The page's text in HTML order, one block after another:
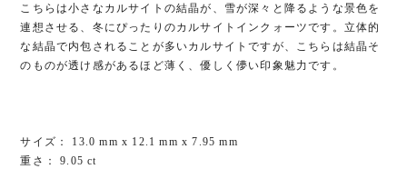
こちらは小さなカルサイトの結晶が、雪が深々と降るような景色を
連想させる、冬にぴったりのカルサイトインクォーツです。立体的
な結晶で内包されることが多いカルサイトですが、こちらは結晶そ
のものが透け感があるほど薄く、優しく儚い印象魅力です。
サイズ： 13.0 mm x 12.1 mm x 7.95 mm
重さ： 9.05 ct